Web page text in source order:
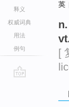
释义
权威词典
用法
例句
英
[